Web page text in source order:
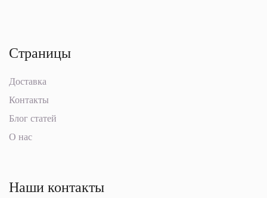
Страницы
Доставка
Контакты
Блог статей
О нас
Наши контакты